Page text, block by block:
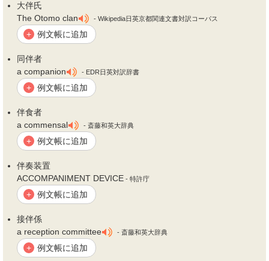
大伴氏
The Otomo clan
- Wikipedia日英京都関連文書対訳コーパス
+ 例文帳に追加
同伴者
a companion
- EDR日英対訳辞書
+ 例文帳に追加
伴食者
a commensal
- 斎藤和英大辞典
+ 例文帳に追加
伴奏装置
ACCOMPANIMENT DEVICE - 特許庁
+ 例文帳に追加
接伴係
a reception committee
- 斎藤和英大辞典
+ 例文帳に追加